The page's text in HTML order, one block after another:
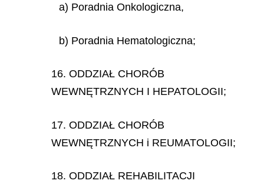
a) Poradnia Onkologiczna,
b) Poradnia Hematologiczna;
16. ODDZIAŁ CHORÓB
WEWNĘTRZNYCH I HEPATOLOGII;
17. ODDZIAŁ CHORÓB
WEWNĘTRZNYCH i REUMATOLOGII;
18. ODDZIAŁ REHABILITACJI